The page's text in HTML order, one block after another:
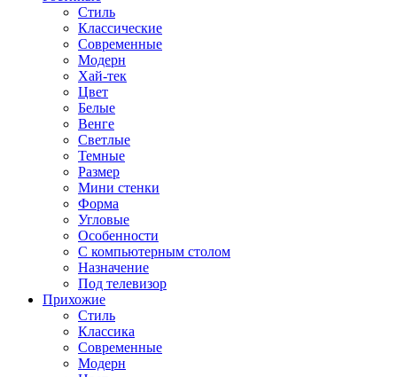
Стиль
Классические
Современные
Модерн
Хай-тек
Цвет
Белые
Венге
Светлые
Темные
Размер
Мини стенки
Форма
Угловые
Особенности
С компьютерным столом
Назначение
Под телевизор
Прихожие
Стиль
Классика
Современные
Модерн